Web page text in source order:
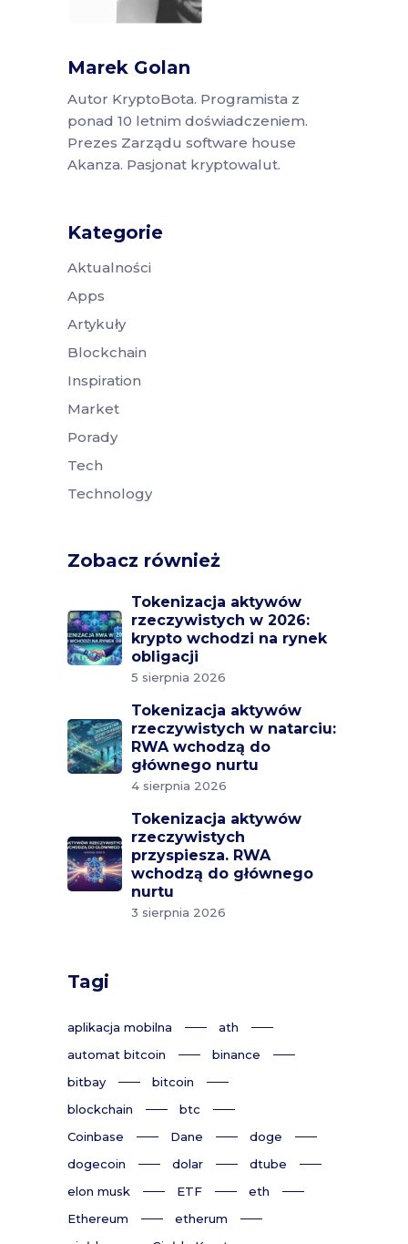
Marek Golan
Autor KryptoBota. Programista z
ponad 10 letnim doświadczeniem.
Prezes Zarządu software house
Akanza. Pasjonat kryptowalut.
Kategorie
Aktualności
Apps
Artykuły
Blockchain
Inspiration
Market
Porady
Tech
Technology
Zobacz również
Tokenizacja aktywów
rzeczywistych w 2026:
krypto wchodzi na rynek
obligacji
5 sierpnia 2026
Tokenizacja aktywów
rzeczywistych w natarciu:
RWA wchodzą do
głównego nurtu
4 sierpnia 2026
Tokenizacja aktywów
rzeczywistych
przyspiesza. RWA
wchodzą do głównego
nurtu
3 sierpnia 2026
Tagi
aplikacja mobilna
ath
automat bitcoin
binance
bitbay
bitcoin
blockchain
btc
Coinbase
Dane
doge
dogecoin
dolar
dtube
elon musk
ETF
eth
Ethereum
etherum